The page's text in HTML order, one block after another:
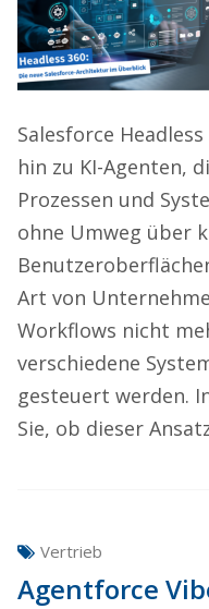
Salesforce
hin zu KI-Agenten,
Prozessen und
ohne Umweg über
Art von
Workflows nicht
verschiedene
gesteuert werden.
Sie, ob dieser
Vertrieb
Agentforce